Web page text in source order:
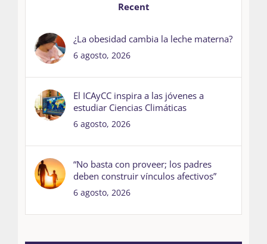
Recent
¿La obesidad cambia la leche materna?
6 agosto, 2026
El ICAyCC inspira a las jóvenes a
estudiar Ciencias Climáticas
6 agosto, 2026
“No basta con proveer; los padres
deben construir vínculos afectivos”
6 agosto, 2026